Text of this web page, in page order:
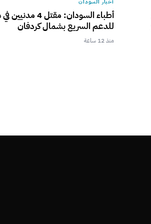
أخبار السودان
أطباء السودان: مقتل 4
للدعم السريع بشمال كردفان
منذ 12 ساعة